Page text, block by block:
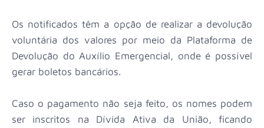
Os notificados têm a opção de realizar a devolução
voluntária dos valores por meio da Plataforma de
Devolução do Auxílio Emergencial, onde é possível
gerar boletos bancários.
Caso o pagamento não seja feito, os nomes podem
ser inscritos na Dívida Ativa da União, ficando